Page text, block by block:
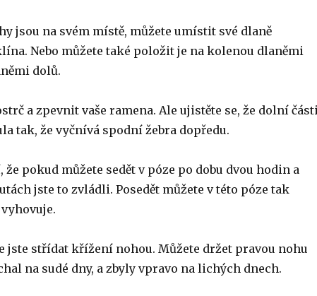
jsou na svém místě, můžete umístit své dlaně
Nebo můžete také položit je na kolenou dlaněmi
dolů.
a zpevnit vaše ramena. Ale ujistěte se, že dolní
tak, že vyčnívá spodní žebra dopředu.
pokud můžete sedět v póze po dobu dvou hodin a
jste to zvládli. Posedět můžete v této póze tak
jste střídat křížení nohou. Můžete držet pravou nohu
na sudé dny, a zbyly vpravo na lichých dnech.